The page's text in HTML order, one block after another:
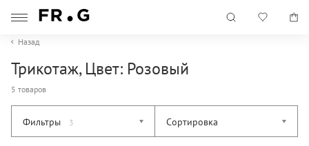
Назад
Трикотаж, Цвет: Розовый
5 товаров
Фильтры 3 Сортировка